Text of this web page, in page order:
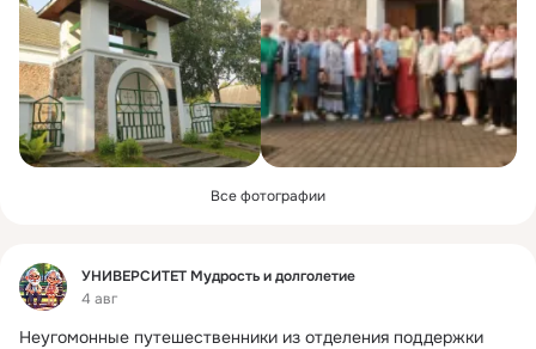
Все фотографии
Фид
УНИВЕРСИТЕТ Мудрость и долголетие
4 авг
Неугомонные путешественники из отделения поддержки